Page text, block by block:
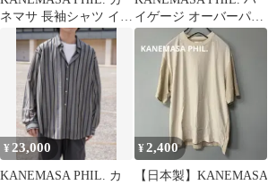
ネマサ 長袖シャツ イエ
ロー
イゲージ オーバーパン
ツ 23SS
¥23,000
KANEMASA PHIL. カ
¥2,400
【日本製】KANEMASA